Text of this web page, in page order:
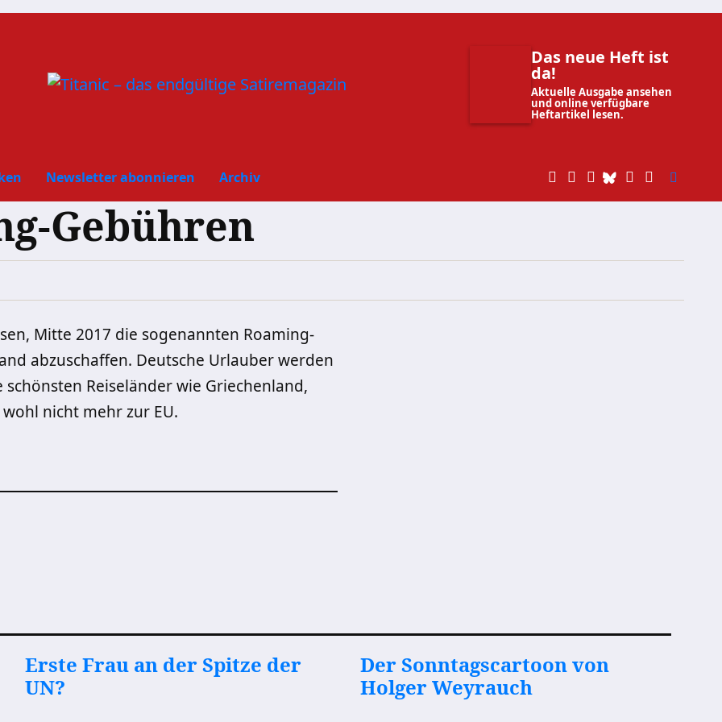
Das neue Heft ist
da!
Aktuelle Ausgabe ansehen
und online verfügbare
Heftartikel lesen.
Newsletter abonnieren Archiv
Gebühren
Mitte 2017 die sogenannten Roaming-
abzuschaffen. Deutsche Urlauber werden
Reiseländer wie Griechenland,
nicht mehr zur EU.
Erste Frau an der Spitze der
UN?
Der Sonntagscartoon von
Holger Weyrauch